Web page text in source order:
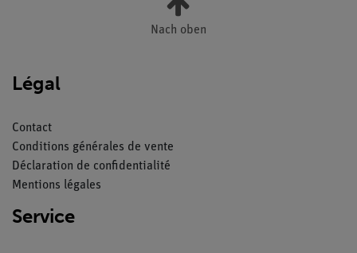
Nach oben
Légal
Contact
Conditions générales de vente
Déclaration de confidentialité
Mentions légales
Service